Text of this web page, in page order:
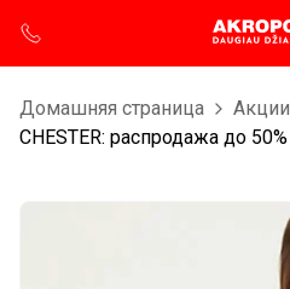
Домашняя страница
Aкции
CHESTER: распродажа до 50%